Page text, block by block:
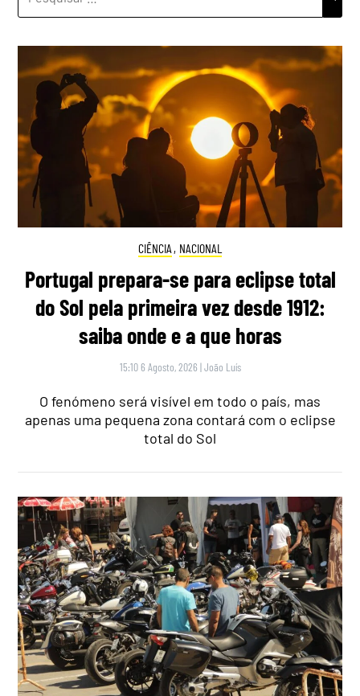
CIÊNCIA , NACIONAL
Portugal prepara-se para eclipse total
do Sol pela primeira vez desde 1912:
saiba onde e a que horas
15:10 6 Agosto, 2026 |João Luís
O fenómeno será visível em todo o país, mas
apenas uma pequena zona contará com o eclipse
total do Sol